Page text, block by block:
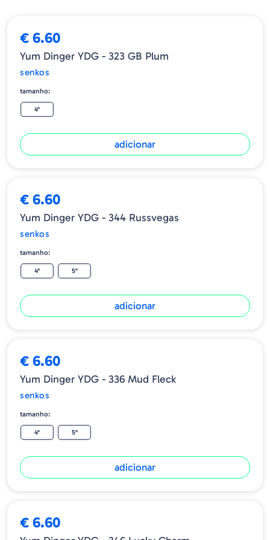
€ 6.60
Yum Dinger YDG - 323 GB Plum
senkos
tamanho:
4"
adicionar
€ 6.60
Yum Dinger YDG - 344 Russvegas
senkos
tamanho:
4" 5"
adicionar
€ 6.60
Yum Dinger YDG - 336 Mud Fleck
senkos
tamanho:
4" 5"
adicionar
€ 6.60